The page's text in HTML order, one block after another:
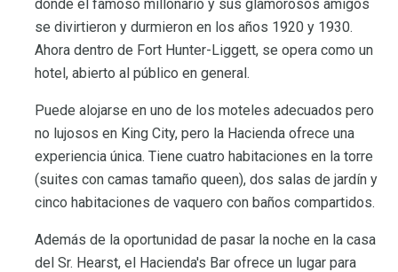
donde el famoso millonario y sus glamorosos amigos
se divirtieron y durmieron en los años 1920 y 1930.
Ahora dentro de Fort Hunter-Liggett, se opera como un
hotel, abierto al público en general.
Puede alojarse en uno de los moteles adecuados pero
no lujosos en King City, pero la Hacienda ofrece una
experiencia única. Tiene cuatro habitaciones en la torre
(suites con camas tamaño queen), dos salas de jardín y
cinco habitaciones de vaquero con baños compartidos.
Además de la oportunidad de pasar la noche en la casa
del Sr. Hearst, el Hacienda's Bar ofrece un lugar para